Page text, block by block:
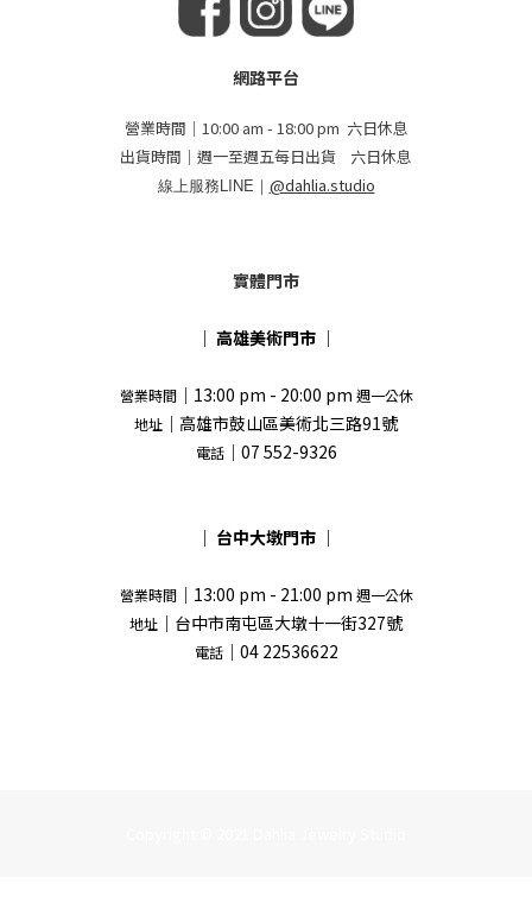
網路平台
營業時間｜10:00 am - 18:00 pm 六日休息
出貨時間｜週一至週五每日出貨 六日休息
線上服務LINE｜ @dahlia.studio
實體門市
｜ 高雄美術門市 ｜
營業時間｜13:00 pm - 20:00 pm 週一公休
地址 ｜高雄市鼓山區美術北三路91號
電話｜07 552-9326
｜ 台中大墩門市 ｜
營業時間｜13:00 pm - 21:00 pm 週一公休
地址 ｜台中市南屯區大墩十一街327號
電話｜04 22536622